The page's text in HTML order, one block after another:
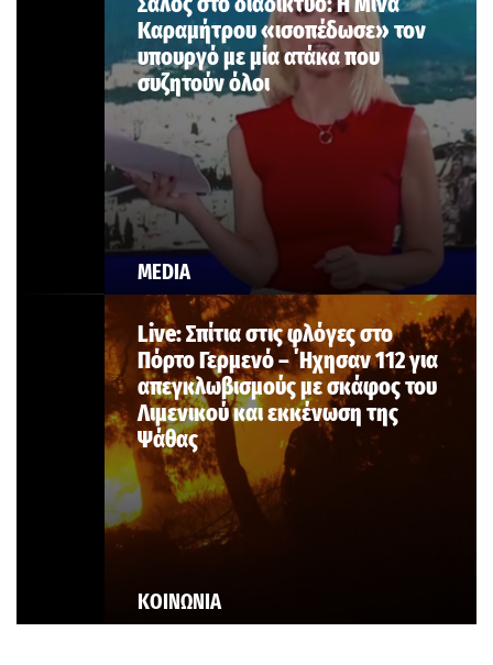
MEDIA
Καραμήτρου «ισοπέδωσε» τον
υπουργό με μία ατάκα που
συζητούν όλοι
ΚΟΙΝΩΝΙΑ
Live: Σπίτια στις φλόγες στο
Πόρτο Γερμενό – ΄Ηχησαν 112 για
απεγκλωβισμούς με σκάφος του
Λιμενικού και εκκένωση της
Ψάθας